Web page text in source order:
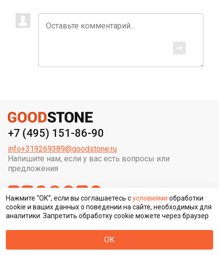
+7 (495) 151-86-90
Напишите нам, если у вас есть вопросы или
предложения
info+319269389@goodstone.ru
Сменить регион строительства
Нажмите “ОК”, если вы соглашаетесь сусловиями обработки
cookie и ваших данных о поведении на сайте, необходимых для
аналитики. Запретить обработку cookie можете через браузер
ОК